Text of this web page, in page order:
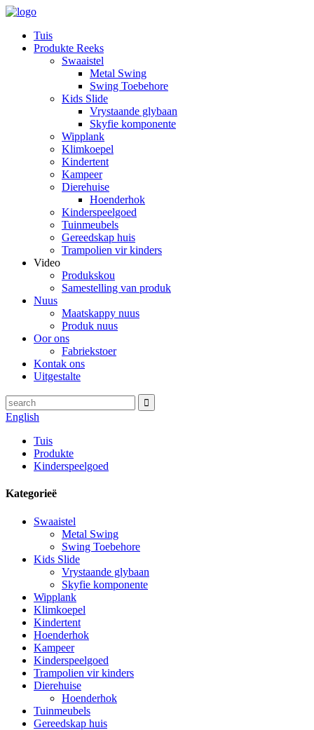
Tuis
Produkte Reeks
Swaaistel
Metal Swing
Swing Toebehore
Kids Slide
Vrystaande glybaan
Skyfie komponente
Wipplank
Klimkoepel
Kindertent
Kampeer
Dierehuise
Hoenderhok
Kinderspeelgoed
Tuinmeubels
Gereedskap huis
Trampolien vir kinders
Video
Produkskou
Samestelling van produk
Nuus
Maatskappy nuus
Produk nuus
Oor ons
Fabriekstoer
Kontak ons
Uitgestalte
English
Tuis
Produkte
Kinderspeelgoed
Kategorieë
Swaaistel
Metal Swing
Swing Toebehore
Kids Slide
Vrystaande glybaan
Skyfie komponente
Wipplank
Klimkoepel
Kindertent
Hoenderhok
Kampeer
Kinderspeelgoed
Trampolien vir kinders
Dierehuise
Hoenderhok
Tuinmeubels
Gereedskap huis